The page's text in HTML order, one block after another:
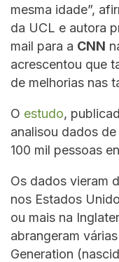
mesma idade”,
da UCL e autora
mail para a CNN
acrescentou que
de melhorias nas
O estudo,
analisou dados
100 mil pessoas
Os dados vieram
nos Estados
ou mais na
abrangeram
Generation